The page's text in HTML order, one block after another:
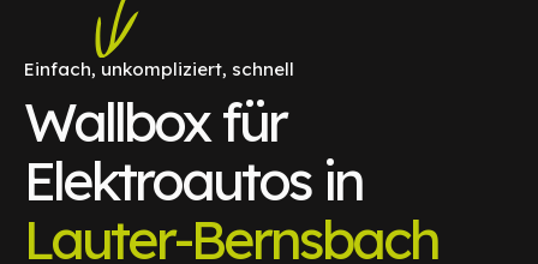
Einfach, unkompliziert, schnell
Wallbox für
Elektroautos in
Lauter-Bernsbach